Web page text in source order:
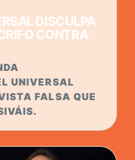
DISCULPA
CONTRA
UNIVERSAL
FALSA QUE